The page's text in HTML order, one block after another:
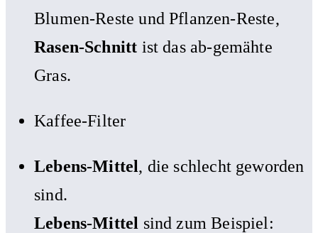
Blumen-Reste und Pflanzen-Reste,
Rasen-Schnitt ist das ab-gemähte
Gras.
Kaffee-Filter
Lebens-Mittel, die schlecht geworden
sind.
Lebens-Mittel sind zum Beispiel: